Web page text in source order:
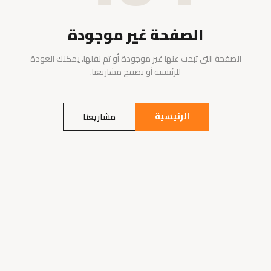
الصفحة غير موجودة
الصفحة التي تبحث عنها غير موجودة أو تم نقلها. يمكنك العودة
للرئيسية أو تصفح مشاريعنا.
الرئيسية مشاريعنا